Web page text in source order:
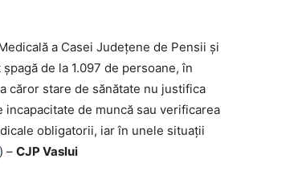
a Casei Județene de Pensii și
de la 1.097 de persoane, în
căror stare de sănătate nu justifica
de muncă sau verificarea
obligatorii, iar în unele situații
) – CJP Vaslui